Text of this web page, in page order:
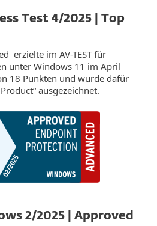
Test 4/2025 | Top
erzielte im AV-TEST für
unter Windows 11 im April
18 Punkten und wurde dafür
ausgezeichnet.
2/2025 | Approved